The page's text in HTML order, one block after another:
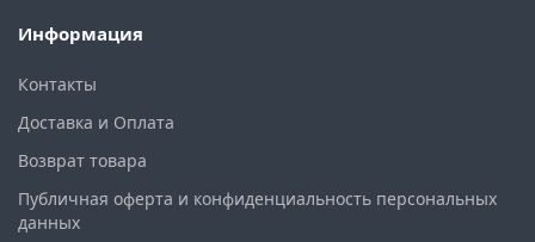
Информация
Контакты
Доставка и Оплата
Возврат товара
Публичная оферта и конфиденциальность персональных
данных